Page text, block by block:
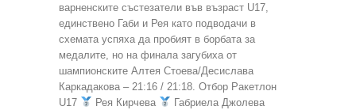
варненските състезатели във възраст U17,
единствено Габи и Рея като подводачи в
схемата успяха да пробият в борбата за
медалите, но на финала загубиха от
шампионските Алтея Стоева/Десислава
Каркадакова – 21:16 / 21:18. Отбор Ракетлон
U17
Рея Кирчева
Габриела Джолева